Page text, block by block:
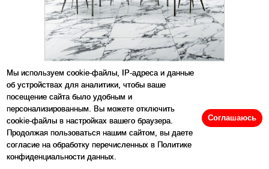
Мы используем cookie-файлы, IP-адреса и данные
об устройствах для аналитики, чтобы ваше
посещение сайта было удобным и
персонализированным. Вы можете отключить
cookie-файлы в настройках вашего браузера.
Продолжая пользоваться нашим сайтом, вы даете
согласие на обработку перечисленных в Политике
конфиденциальности данных.
Соглашаюсь
Fantasy Mix